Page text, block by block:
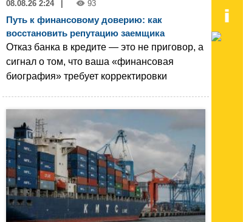
08.08.26 2:24 93
Путь к финансовому доверию: как
восстановить репутацию заемщика
Отказ банка в кредите — это не приговор, а
сигнал о том, что ваша «финансовая
биография» требует корректировки